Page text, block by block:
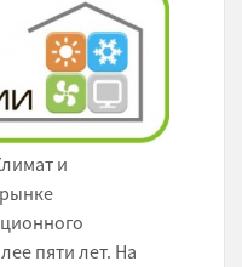
и
пяти лет. На